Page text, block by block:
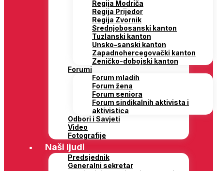
Regija Modriča
Regija Prijedor
Regija Zvornik
Srednjobosanski kanton
Tuzlanski kanton
Unsko-sanski kanton
Zapadnohercegovački kanton
Zeničko-dobojski kanton
Forumi
Forum mladih
Forum žena
Forum seniora
Forum sindikalnih aktivista i
aktivistica
Odbori i Savjeti
Video
Fotografije
Naši ljudi
Predsjednik
Generalni sekretar